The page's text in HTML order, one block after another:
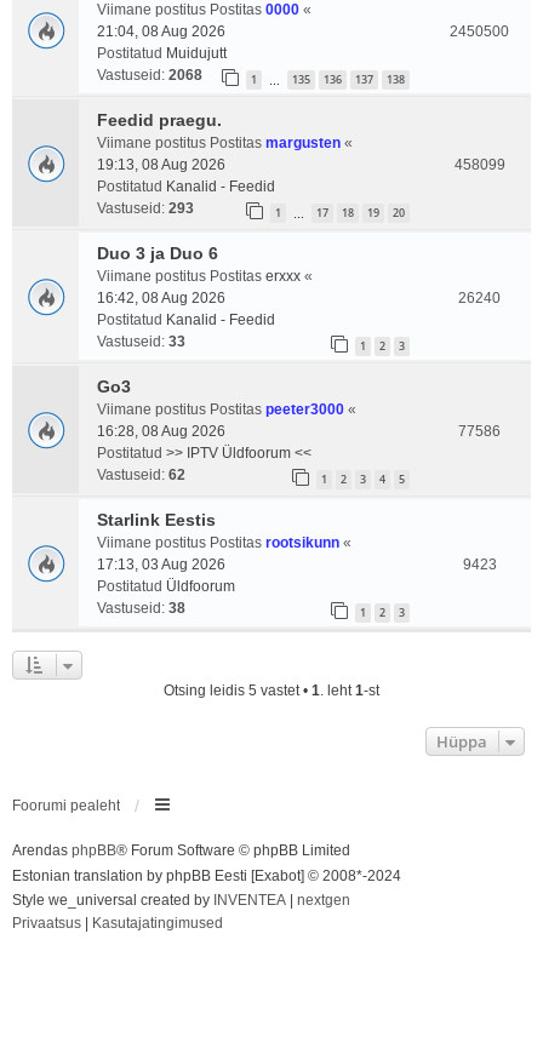
Viimane postitus Postitas 0000 «
21:04, 08 Aug 2026
Postitatud Muidujutt
Vastuseid: 2068 1 135 136 137 138
2450500
Feedid praegu.
Viimane postitus Postitas margusten «
19:13, 08 Aug 2026
Postitatud Kanalid - Feedid
Vastuseid: 293 1 17 18 19 20
458099
Duo 3 ja Duo 6
Viimane postitus Postitas erxxx «
16:42, 08 Aug 2026
Postitatud Kanalid - Feedid
Vastuseid: 33 1 2 3
26240
Go3
Viimane postitus Postitas peeter3000 «
16:28, 08 Aug 2026
Postitatud >> IPTV Üldfoorum <<
Vastuseid: 62 1 2 3 4 5
77586
Starlink Eestis
Viimane postitus Postitas rootsikunn «
17:13, 03 Aug 2026
Postitatud Üldfoorum
Vastuseid: 38 1 2 3
9423
Otsing leidis 5 vastet • 1. leht1-st
Hüppa
Foorumi pealeht
Arendas phpBB® Forum Software © phpBB Limited
Estonian translation by phpBB Eesti [Exabot] © 2008*-2024
Style we_universal created by INVENTEA
nextgen
Privaatsus
Kasutajatingimused